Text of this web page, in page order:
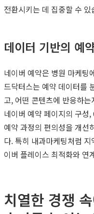
전환시키는 데 집중할 수 있
데이터 기반의 예
네이버 예약은 병원 마케팅
드닥터스는 예약 데이터를
고, 어떤 콘텐츠에 반응하
네이버 예약 페이지의 구
예약 과정의 편의성을 개선
다. 특히 내과마케팅처럼
이버 플레이스 최적화와 연
치열한 경쟁